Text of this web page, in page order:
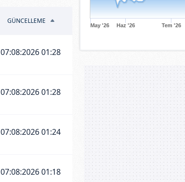
GÜNCELLEME
07:08:2026 01:28
07:08:2026 01:28
07:08:2026 01:24
07:08:2026 01:18
May '26 Haz '26 Tem '26